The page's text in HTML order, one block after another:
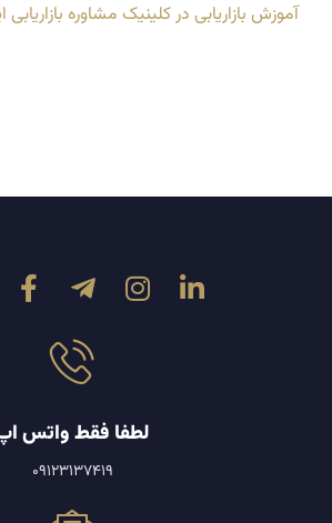
آموزش بازاریابی در کلینیک مشاوره بازاریابی
لطفا فقط واتس
09123137419